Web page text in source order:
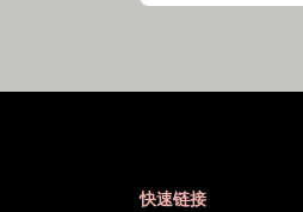
快速链接